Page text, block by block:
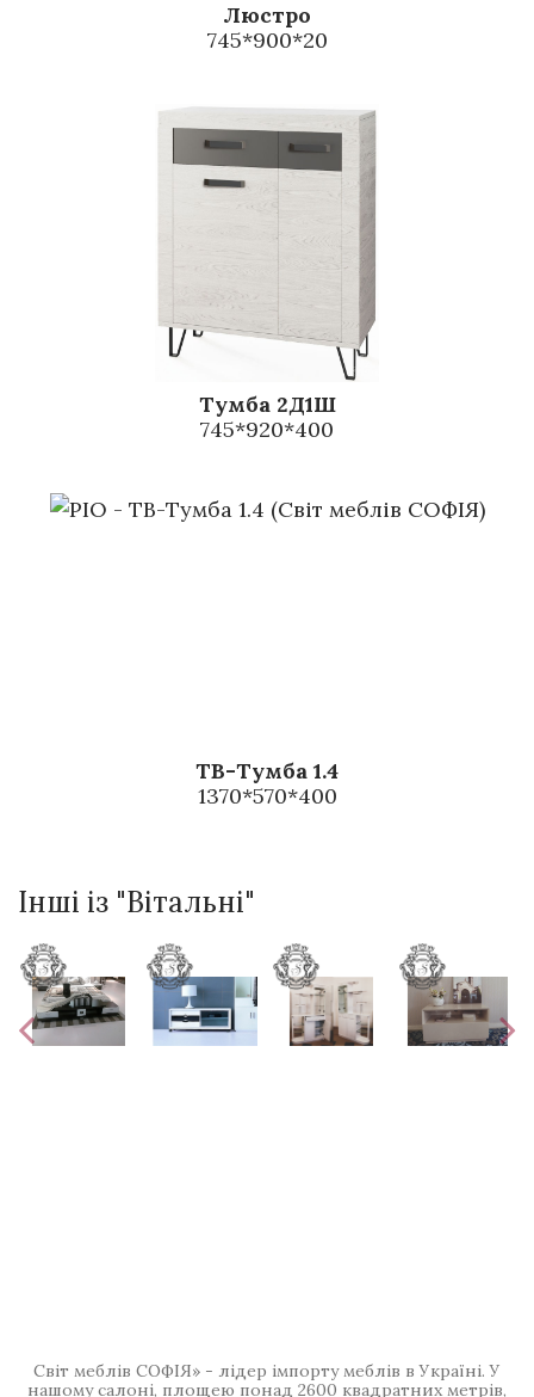
Люстро
745*900*20
Тумба 2Д1Ш
745*920*400
ТВ-Тумба 1.4
1370*570*400
Інші із "Вітальні"
Світ меблів СОФІЯ» - лідер імпорту меблів в Україні. У
нашому салоні, площею понад 2600 квадратних метрів,